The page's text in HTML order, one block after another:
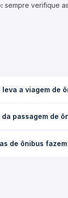
sempre verifique
leva a viagem de
ou leito)
passagem de
de poltrona e a
de ônibus